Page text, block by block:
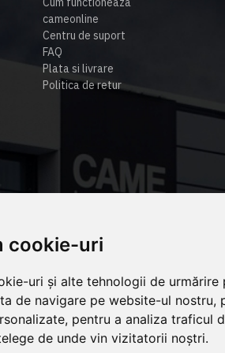
cookie-uri
uri și alte tehnologii de urmărire
de navigare pe website-ul nostru,
pentru a analiza traficul
de unde vin vizitatorii noștri.
cameonline
Centru de suport
FAQ
Plata si livrare
Politica de retur